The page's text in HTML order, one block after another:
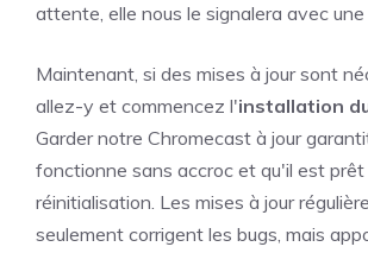
attente, elle nous le signalera avec
Maintenant, si des mises à jour sont
allez-y et commencez l'installation
Garder notre Chromecast à jour
fonctionne sans accroc et qu'il est prêt
réinitialisation. Les mises à jour
seulement corrigent les bugs, mais